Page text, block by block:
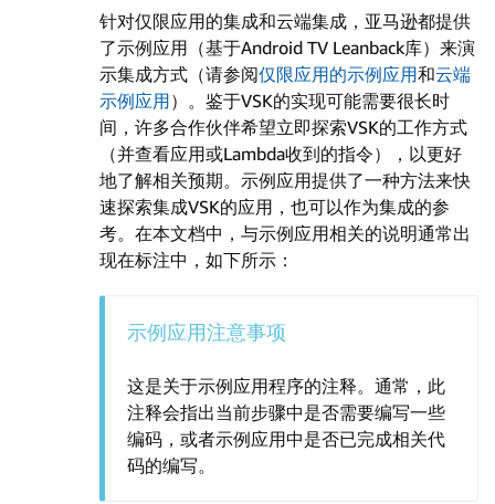
针对仅限应用的集成和云端集成，亚马逊都提供
了示例应用（基于Android TV Leanback库）来演
示集成方式（请参阅仅限应用的示例应用和云端
示例应用）。鉴于VSK的实现可能需要很长时
间，许多合作伙伴希望立即探索VSK的工作方式
（并查看应用或Lambda收到的指令），以更好
地了解相关预期。示例应用提供了一种方法来快
速探索集成VSK的应用，也可以作为集成的参
考。在本文档中，与示例应用相关的说明通常出
现在标注中，如下所示：
示例应用注意事项
这是关于示例应用程序的注释。通常，此
注释会指出当前步骤中是否需要编写一些
编码，或者示例应用中是否已完成相关代
码的编写。